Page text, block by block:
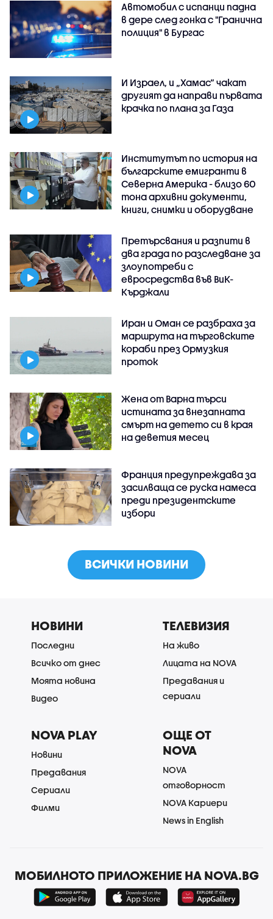
Автомобил с испанци падна
в дере след гонка с "Гранична
полиция" в Бургас
И Израел, и „Хамас“ чакат
другият да направи първата
крачка по плана за Газа
Институтът по история на
българските емигранти в
Северна Америка - близо 60
тона архивни документи,
книги, снимки и оборудване
Претърсвания и разпити в
два града по разследване за
злоупотреби с
евросредства във ВиК-
Кърджали
Иран и Оман се разбраха за
маршрута на търговските
кораби през Ормузкия
проток
Жена от Варна търси
истината за внезапната
смърт на детето си в края
на деветия месец
Франция предупреждава за
засилваща се руска намеса
преди президентските
избори
ВСИЧКИ НОВИНИ
НОВИНИ
Последни
Всичко от днес
Моята новина
Видео
ТЕЛЕВИЗИЯ
На живо
Лицата на NOVA
Предавания и
сериали
NOVA PLAY
Новини
Предавания
Сериали
Филми
ОЩЕ ОТ
NOVA
NOVA
отговорност
NOVA Кариери
News in English
МОБИЛНОТО ПРИЛОЖЕНИЕ НА NOVA.BG